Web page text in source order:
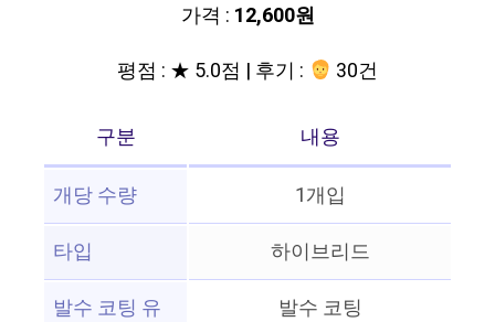
가격 : 12,600원
평점 : ★ 5.0점 | 후기 :
30건
구분
내용
개당 수량
1개입
타입
하이브리드
발수 코팅 유
발수 코팅